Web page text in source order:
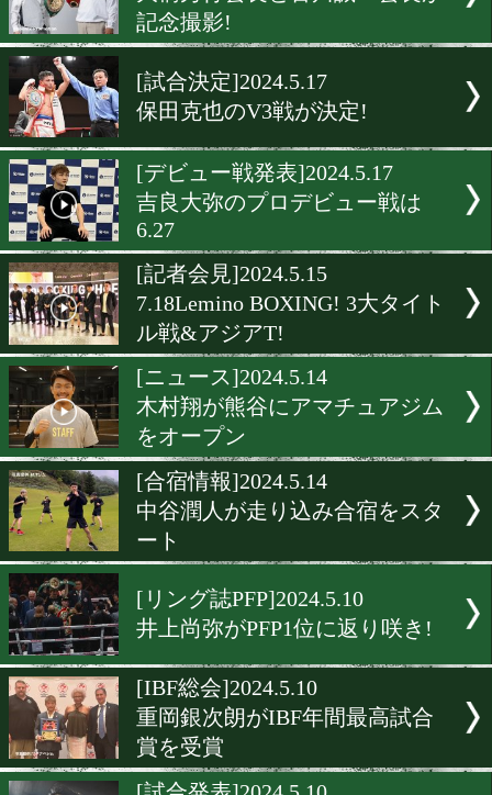
[空港取材]2024.5.23
中谷潤人(M.T)がパワーア
誓う!
[YouTube対談]2024.5.22
井岡一翔がTKO木下さんと
[記念写真]2024.5.19
大橋秀行会長と古川誠一会
記念撮影!
[試合決定]2024.5.17
保田克也のV3戦が決定!
[デビュー戦発表]2024.5.17
吉良大弥のプロデビュー戦
6.27
[記者会見]2024.5.15
7.18Lemino BOXING! 3大タ
ル戦&アジアT!